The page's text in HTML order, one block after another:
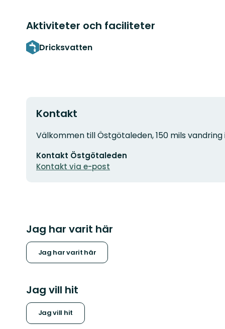
Aktiviteter och faciliteter
Dricksvatten
Kontakt
Adress
Välkommen till Östgötaleden, 150 mils
postadress
Kontakt Östgötaleden
Kontakt via e-post
Jag har varit här
Jag har varit här
Jag vill hit
Jag vill hit